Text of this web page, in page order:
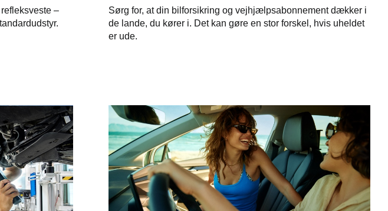
–
Sørg for, at din bilforsikring og vejhjælpsabonnement dækker i
de lande, du kører i. Det kan gøre en stor forskel, hvis uheldet
er ude.